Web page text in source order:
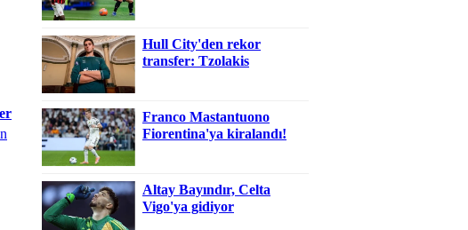
Hull City'den rekor
transfer: Tzolakis
Franco Mastantuono
Fiorentina'ya kiralandı!
Altay Bayındır, Celta
Vigo'ya gidiyor